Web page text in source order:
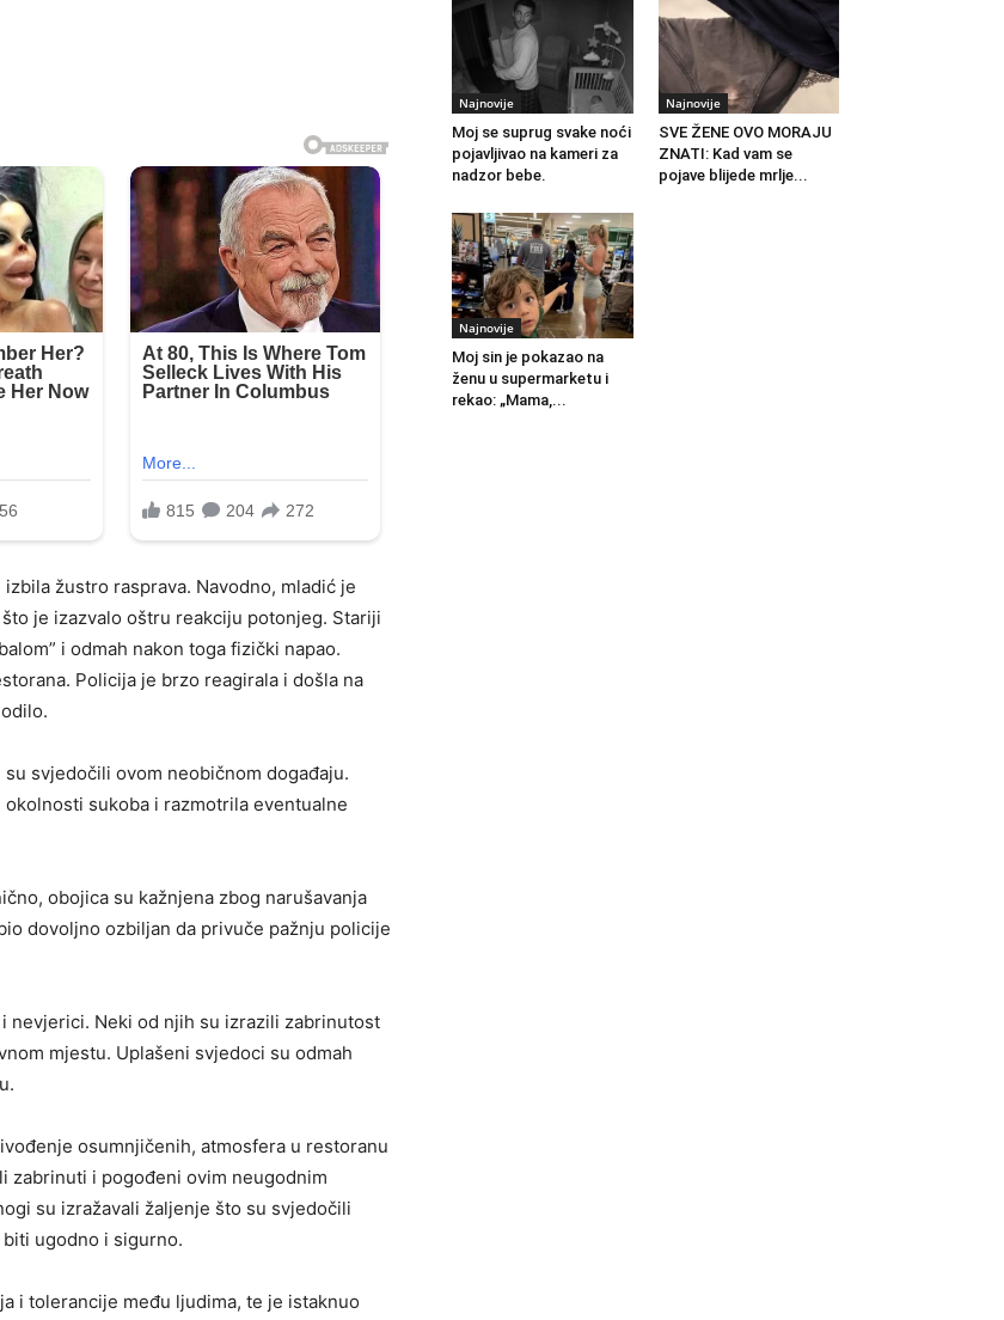
žustro rasprava. Navodno, mladić je
je izazvalo oštru reakciju potonjeg. Stariji
i odmah nakon toga fizički napao.
Policija je brzo reagirala i došla na
svjedočili ovom neobičnom događaju.
sukoba i razmotrila eventualne
obojica su kažnjena zbog narušavanja
dovoljno ozbiljan da privuče pažnju policije
nevjerici. Neki od njih su izrazili zabrinutost
mjestu. Uplašeni svjedoci su odmah
osumnjičenih, atmosfera u restoranu
zabrinuti i pogođeni ovim neugodnim
su izražavali žaljenje što su svjedočili
ugodno i sigurno.
i tolerancije među ljudima, te je istaknuo
Najnovije
Moj se suprug svake noći
pojavljivao na kameri za
nadzor bebe.
Najnovije
SVE ŽENE OVO MORAJU
ZNATI: Kad vam se
pojave blijede mrlje...
Najnovije
Moj sin je pokazao na
ženu u supermarketu i
rekao: „Mama,...